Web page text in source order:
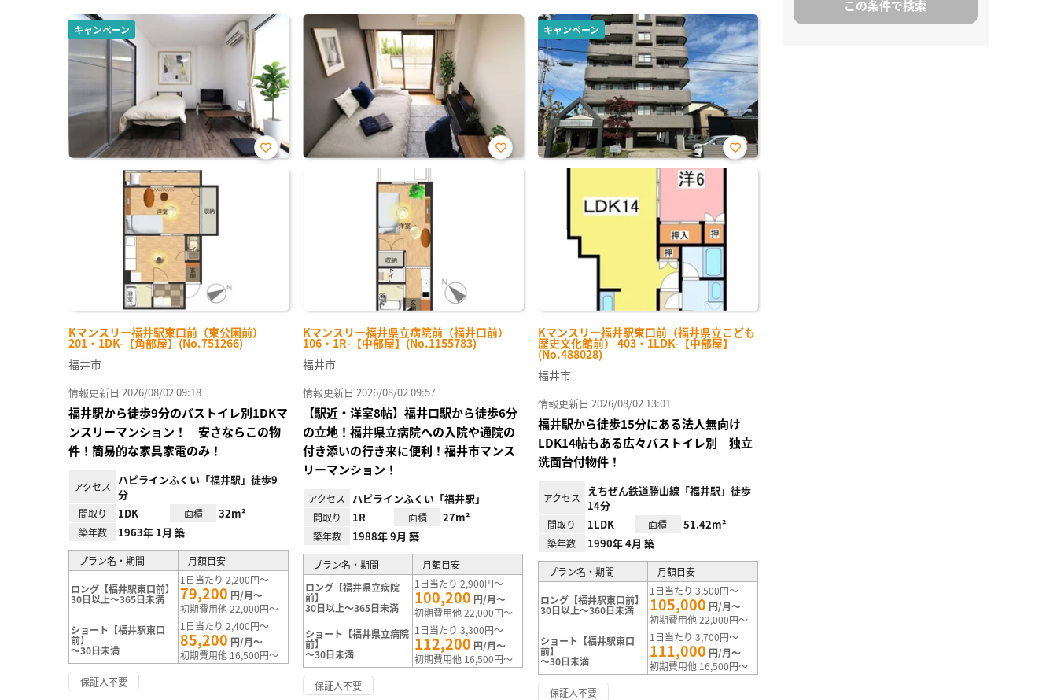
キャンペーン
Kマンスリー福井駅東口前（東公園前）
201・1DK-【角部屋】(No.751266)
お気
福井市
情報更新日 2026/08/02 09:18
福井駅から徒歩9分のバストイレ別1DKマ
ンスリーマンション！ 安さならこの物
件！簡易的な家具家電のみ！
アクセス
ハピラインふくい「福井駅」徒歩9
分
間取り 1DK 面積 32m²
築年数 1963年 1月 築
プラン名・期間 月額目安
ロング【福井駅東口前】
30日以上～365日未満
1日当たり 2,200円～
79,200 円/月～
初期費用他 22,000円～
ショート【福井駅東口
前】
～30日未満
1日当たり 2,400円～
85,200 円/月～
初期費用他 16,500円～
保証人不要
Kマンスリー福井県立病院前（福井口前）
106・1R-【中部屋】(No.1155783)
お気
福井市
情報更新日 2026/08/02 09:57
【駅近・洋室8帖】福井口駅から徒歩6分
の立地！福井県立病院への入院や通院の
付き添いの行き来に便利！福井市マンス
リーマンション！
アクセス ハピラインふくい「福井駅」
間取り 1R 面積 27m²
築年数 1988年 9月 築
プラン名・期間
月額目安
ロング【福井県立病院
前】
30日以上～365日未満
1日当たり 2,900円～
100,200 円/月～
初期費用他 22,000円～
ショート【福井県立病院
前】
～30日未満
1日当たり 3,300円～
112,200 円/月～
初期費用他 16,500円～
保証人不要
キャンペーン
Kマンスリー福井駅東口前（福井県立こども
歴史文化館前） 403・1LDK-【中部屋】
(No.488028)
お気
福井市
情報更新日 2026/08/02 13:01
福井駅から徒歩15分にある法人無向け
LDK14帖もある広々バストイレ別 独立
洗面台付物件！
アクセス
えちぜん鉄道勝山線「福井駅」徒歩
14分
間取り 1LDK 面積 51.42m²
築年数 1990年 4月 築
プラン名・期間 月額目安
ロング【福井駅東口前】
30日以上～360日未満
1日当たり 3,500円～
105,000 円/月～
初期費用他 22,000円～
ショート【福井駅東口
前】
～30日未満
1日当たり 3,700円～
111,000 円/月～
初期費用他 16,500円～
保証人不要